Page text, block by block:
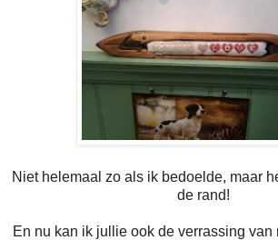
Niet helemaal zo als ik bedoelde, maar
de rand!
En nu kan ik jullie ook de verrassing